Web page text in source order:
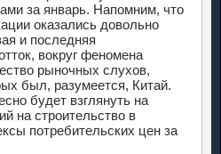
за январь. Напомним, что
оказались довольно
и последняя
вокруг феномена
рыночных слухов,
был, разумеется, Китай.
будет взглянуть на
на строительство в
потребительских цен за